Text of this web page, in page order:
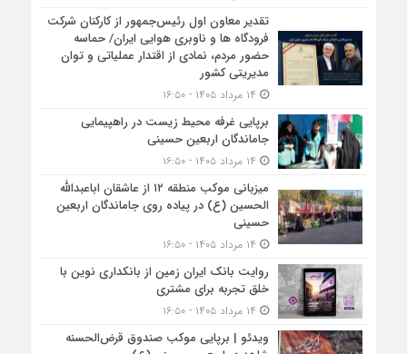
تقدیر معاون اول رئیس‌جمهور از کارکنان شرکت
فرودگاه ها و ناوبری هوایی ایران/ حماسه
حضور مردم، نمادی از اقتدار عملیاتی و توان
مدیریتی کشور
برپایی غرفه محیط زیست در راهپیمایی
جاماندگان اربعین حسینی
میزبانی موکب منطقه ۱۲ از عاشقان اباعبدالله
الحسین (ع) در پیاده روی جاماندگان اربعین
حسینی
روایت بانک ایران زمین از بانکداری نوین با
خلق تجربه برای مشتری
ویدئو | برپایی موکب صندوق قرض‌الحسنه